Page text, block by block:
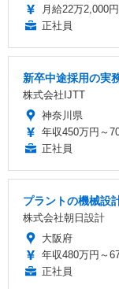
月給22万2,000
正社員
新卒中途採用の実
株式会社IJTT
神奈川県
年収450万円～
正社員
プラントの機械設
株式会社朝日設計
大阪府
年収480万円～
正社員